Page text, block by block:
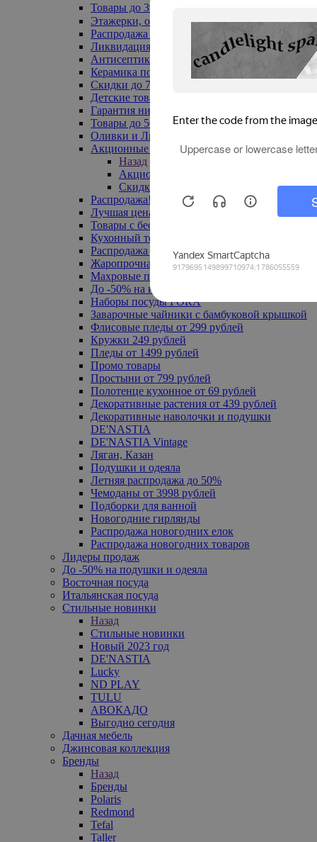
Товары до 399₽
Этажерки, обувницы
Распродажа текстиля до -50%
Ликвидация до -70%
Антисептики
Керамика по 129 руб
Скидки до 70%
Детские товары
Гарантия низкой цены
Товары до 500 руб
Оливки и Лимоны
Акционные товары
Назад
Акционные товары
Скидка 20% по промокоду
Распродажа! Ульяновск до -70%
Лучшая цена
Товары с бесплатной доставкой
Кухонный текстиль
Распродажа до -50%
Жаропрочная посуда
Махровые полотенца
До -50% на ковры
Наборы посуды FORA
Заварочные чайники с бамбуковой крышкой
Флисовые пледы от 299 рублей
Кружки 249 рублей
Пледы от 1499 рублей
Промо товары
Простыни от 799 рублей
Полотенце кухонное от 69 рублей
Декоративные растения от 439 рублей
Декоративные наволочки и подушки
DE'NASTIA
DE'NASTIA Vintage
Ляган, Казан
Подушки и одеяла
Летняя распродажа до 50%
Чемоданы от 3998 рублей
Подборки для ванной
Новогодние гирлянды
Распродажа новогодних елок
Распродажа новогодних товаров
Лидеры продаж
До -50% на подушки и одеяла
Восточная посуда
Итальянская посуда
Стильные новинки
Назад
Стильные новинки
Новый 2023 год
DE'NASTIA
Lucky
ND PLAY
TULU
АВОКАДО
Выгодно сегодня
Дачная мебель
Джинсовая коллекция
Бренды
Назад
Бренды
Polaris
Redmond
Tefal
Taller